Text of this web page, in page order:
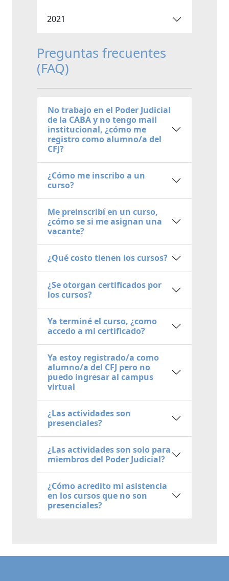
2021
Preguntas frecuentes
(FAQ)
No trabajo en el Poder Judicial
de la CABA y no tengo mail
institucional, ¿cómo me
registro como alumno/a del
CFJ?
¿Cómo me inscribo a un
curso?
Me preinscribí en un curso,
¿cómo se si me asignan una
vacante?
¿Qué costo tienen los cursos?
¿Se otorgan certificados por
los cursos?
Ya terminé el curso, ¿como
accedo a mi certificado?
Ya estoy registrado/a como
alumno/a del CFJ pero no
puedo ingresar al campus
virtual
¿Las actividades son
presenciales?
¿Las actividades son solo para
miembros del Poder Judicial?
¿Cómo acredito mi asistencia
en los cursos que no son
presenciales?